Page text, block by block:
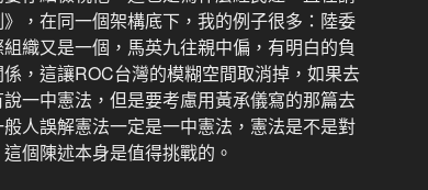
，在同一個架構底下，我的例子很多：陸委
織又是一個，馬英九往親中偏，有明白的負
，這讓ROC台灣的模糊空間取消掉，如果去
一中憲法，但是要考慮用黃承儀寫的那篇去
人誤解憲法一定是一中憲法，憲法是不是對
個陳述本身是值得挑戰的。